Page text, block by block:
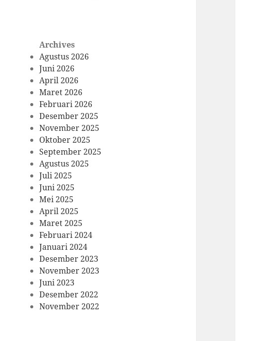
Archives
Agustus 2026
Juni 2026
April 2026
Maret 2026
Februari 2026
Desember 2025
November 2025
Oktober 2025
September 2025
Agustus 2025
Juli 2025
Juni 2025
Mei 2025
April 2025
Maret 2025
Februari 2024
Januari 2024
Desember 2023
November 2023
Juni 2023
Desember 2022
November 2022